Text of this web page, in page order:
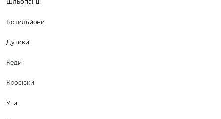
Шльопанці
Ботильйони
Дутики
Кеди
Кросівки
Уги